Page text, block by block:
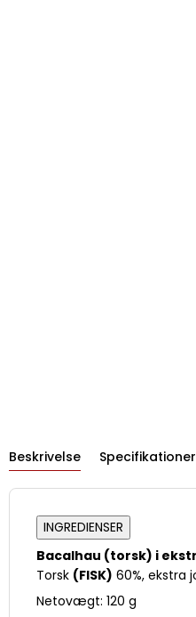
Beskrivelse Specifikationer
INGREDIENSER
Bacalhau (torsk) i
Torsk (FISK) 60%, ekstra
Netovægt: 120 g